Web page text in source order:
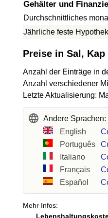
Gehälter und
Durchschnittliches
Jährliche feste
Preise in Sal, Kap
Anzahl der Einträge in
Anzahl verschiedener
Letzte Aktualisierung:
Andere Sprachen:
English
Português
Italiano
Français
Español
Mehr Infos: